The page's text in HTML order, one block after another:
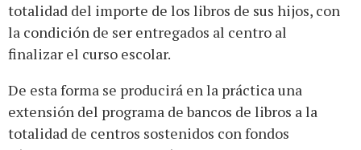
totalidad del importe de los libros de sus hijos, con
la condición de ser entregados al centro al
finalizar el curso escolar.
De esta forma se producirá en la práctica una
extensión del programa de bancos de libros a la
totalidad de centros sostenidos con fondos